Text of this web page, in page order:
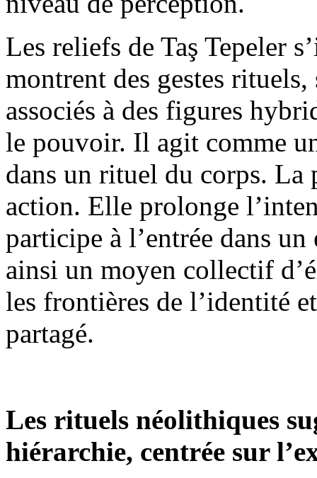
Les reliefs de Taş Tepeler
montrent des gestes
associés à des figures
le pouvoir. Il agit comme
dans un rituel du corps. La
action. Elle prolonge
participe à l’entrée dans
ainsi un moyen collectif
les frontières de l’identité
partagé.
Les rituels néolithiques
hiérarchie, centrée sur